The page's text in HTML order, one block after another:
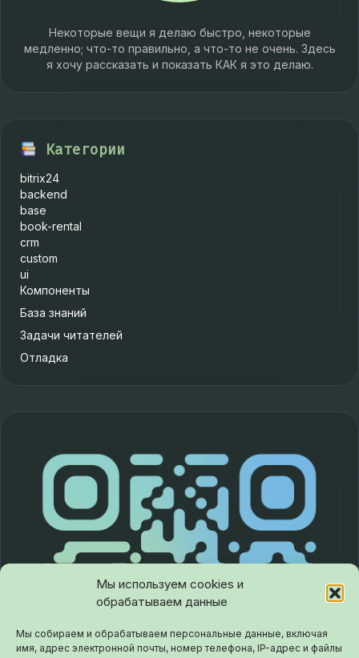
Мы используем cookies и
обрабатываем данные
Мы собираем и обрабатываем персональные данные, включая
имя, адрес электронной почты, номер телефона, IP-адрес и файлы
Некоторые вещи я делаю быстро, некоторые
медленно; что-то правильно, а что-то не очень. Здесь
я хочу рассказать и показать КАК я это делаю.
Категории
bitrix24
backend
base
book-rental
crm
custom
ui
Компоненты
База знаний
Задачи читателей
Отладка